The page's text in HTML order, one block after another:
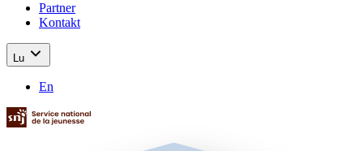
Partner
Kontakt
Lu
En